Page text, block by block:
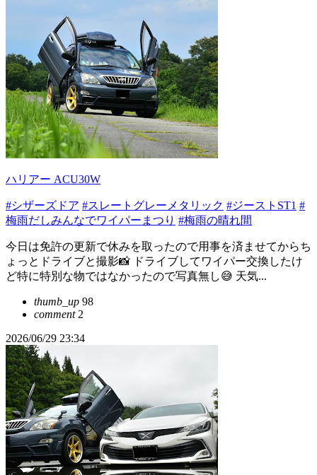
ハリアー ACU30W
#シザーズドア #スレートグレーメタリック #ジーストST1 #
梅雨だしみんなでワイパーまつり #梅雨の晴れ間
今日は免許の更新で休みを取ったので用事を済ませてからち
ょっとドライブと撮影📸 ドライブしてワイパー交換したけ
ど特に特別な物ではなかったので写真無し😅 天気...
thumb_up 98
comment2
2026/06/29 23:34